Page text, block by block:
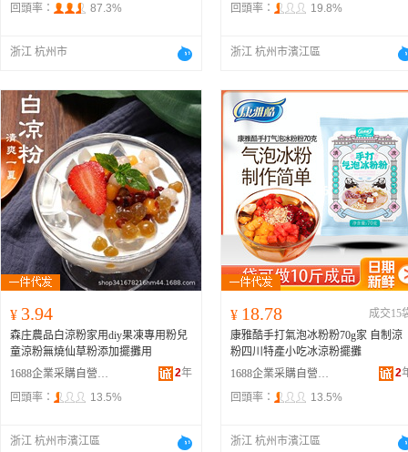
回頭率：
87.3%
浙江 杭州市
回頭率：
19.8%
浙江 杭州市濱江區
¥ 3.94
森庄農品白涼粉家用diy果凍專用粉兒
童涼粉無燒仙草粉添加擺攤用
1688企業采購自營商城
2年
回頭率：
13.5%
浙江 杭州市濱江區
¥ 18.78
成交15
康雅酷手打氣泡冰粉粉70g家 自制涼
粉四川特產小吃冰涼粉擺攤
1688企業采購自營商城
2
回頭率：
13.5%
浙江 杭州市濱江區